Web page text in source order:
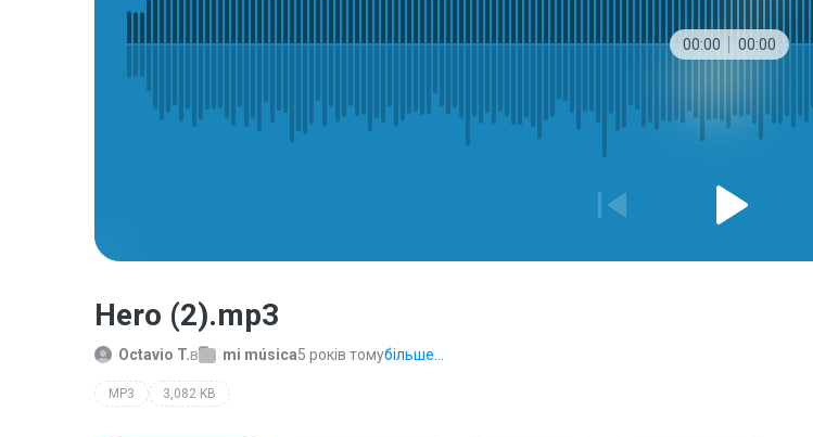
00:00 00:00
Hero (2).mp3
Octavio T.в mi música5 років томубільше...
MP3 3,082 KB